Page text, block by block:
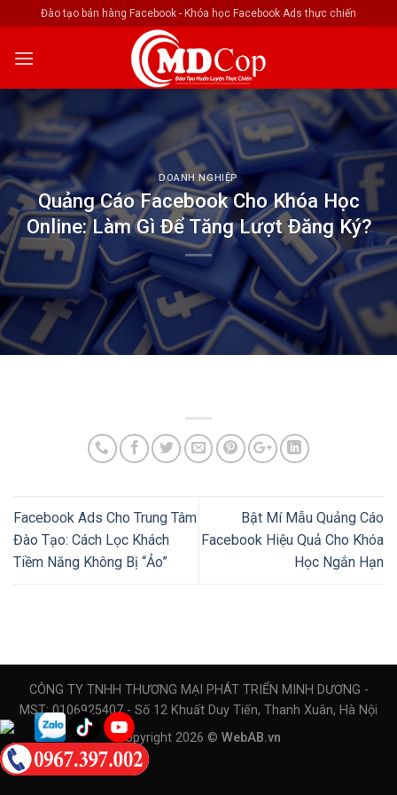
to
content
Đào tạo bán hàng Facebook - Khóa học Facebook Ads thực chiến
DOANH NGHIỆP
Quảng Cáo Facebook Cho Khóa Học
Online: Làm Gì Để Tăng Lượt Đăng Ký?
Facebook Ads Cho Trung Tâm
Đào Tạo: Cách Lọc Khách
Tiềm Năng Không Bị “Ảo”
Bật Mí Mẫu Quảng Cáo
Facebook Hiệu Quả Cho Khóa
Học Ngắn Hạn
CÔNG TY TNHH THƯƠNG MẠI PHÁT TRIỂN MINH DƯƠNG -
MST: 0106925407 - Số 12 Khuất Duy Tiến, Thanh Xuân, Hà Nội
Copyright 2026 © WebAB.vn